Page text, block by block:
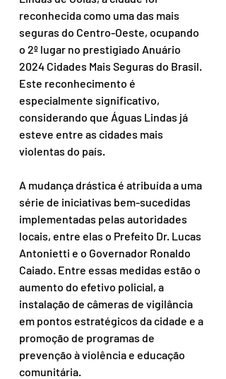
reconhecida como uma das mais
seguras do Centro-Oeste, ocupando
o 2º lugar no prestigiado Anuário
2024 Cidades Mais Seguras do Brasil.
Este reconhecimento é
especialmente significativo,
considerando que Águas Lindas já
esteve entre as cidades mais
violentas do país.
A mudança drástica é atribuída a uma
série de iniciativas bem-sucedidas
implementadas pelas autoridades
locais, entre elas o Prefeito Dr. Lucas
Antonietti e o Governador Ronaldo
Caiado. Entre essas medidas estão o
aumento do efetivo policial, a
instalação de câmeras de vigilância
em pontos estratégicos da cidade e a
promoção de programas de
prevenção à violência e educação
comunitária.